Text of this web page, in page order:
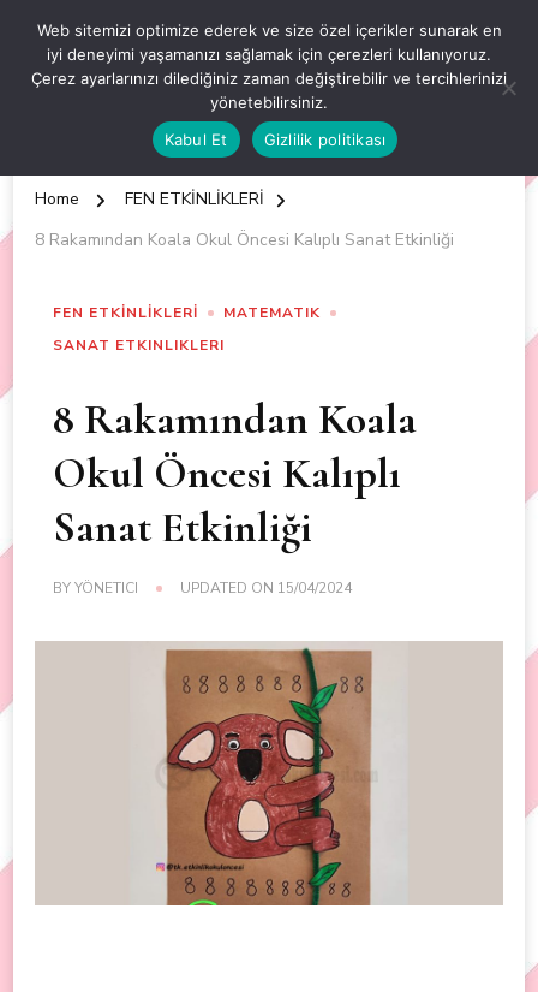
OKUL ÖNCESİ ETKİNLİKLER
EN YENİ VE ÖZGÜN OKUL ÖNCESİ ETKİNLİKLERİ
Home
FEN ETKİNLİKLERİ
8 Rakamından Koala Okul Öncesi Kalıplı Sanat Etkinliği
FEN ETKİNLİKLERİ
MATEMATIK
SANAT ETKINLIKLERI
8 Rakamından Koala
Okul Öncesi Kalıplı
Sanat Etkinliği
BYYÖNETICI UPDATED ON 15/04/2024
Web sitemizi optimize ederek ve size özel içerikler sunarak en
iyi deneyimi yaşamanızı sağlamak için çerezleri kullanıyoruz.
Çerez ayarlarınızı dilediğiniz zaman değiştirebilir ve tercihlerinizi
yönetebilirsiniz.
Kabul Et
Gizlilik politikası